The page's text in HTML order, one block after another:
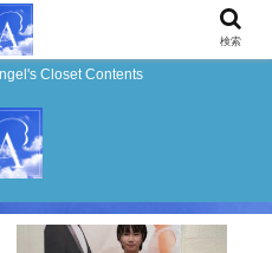
Closet Contents
検索